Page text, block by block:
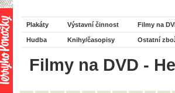
Plakáty Výstavní činnost Filmy na
Hudba Knihy/časopisy Ostatní
Filmy na DVD -